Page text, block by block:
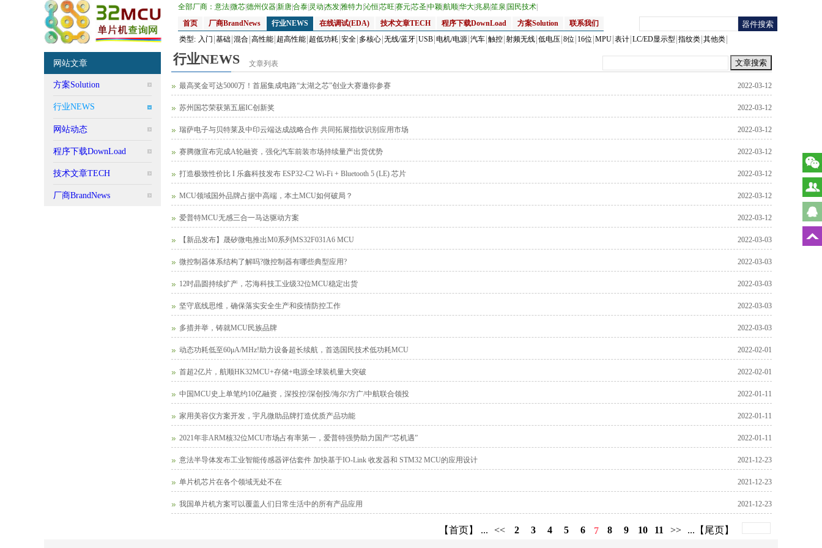
全部厂商： 意法微芯德州仪器新唐合泰 灵动 杰发雅特力 沁恒芯旺 赛元芯圣 中颖航顺华大兆易笙泉 国民技术
首页
厂商BrandNews 行业NEWS 在线调试(EDA) 技术文章TECH 程序下载DownLoad 方案Solution
联系我们
类型: 入门 基础 混合 高性能 超高性能 超低功耗 安全 多核心 无线/蓝牙 USB 电机/电源 汽车 触控 射频无线 低电压 8位 16位 MPU 表计 LC/ED显示型 指纹类 其他类
网站文章
方案Solution
行业NEWS
网站动态
程序下载DownLoad
技术文章TECH
厂商BrandNews
行业NEWS 文章列表
最高奖金可达5000万！首届集成电路“太湖之芯”创业大赛邀你参赛 2022-03-12
苏州国芯荣获第五届IC创新奖 2022-03-12
瑞萨电子与贝特莱及中印云端达成战略合作 共同拓展指纹识别应用市场 2022-03-12
赛腾微宣布完成A轮融资，强化汽车前装市场持续量产出货优势 2022-03-12
打造极致性价比 I 乐鑫科技发布 ESP32-C2 Wi-Fi + Bluetooth 5 (LE) 芯片 2022-03-12
MCU领域国外品牌占据中高端，本土MCU如何破局？ 2022-03-12
爱普特MCU无感三合一马达驱动方案 2022-03-12
【新品发布】晟矽微电推出M0系列MS32F031A6 MCU 2022-03-03
微控制器体系结构了解吗?微控制器有哪些典型应用? 2022-03-03
12吋晶圆持续扩产，芯海科技工业级32位MCU稳定出货 2022-03-03
坚守底线思维，确保落实安全生产和疫情防控工作 2022-03-03
多措并举，铸就MCU民族品牌 2022-03-03
动态功耗低至60μA/MHz!助力设备超长续航，首选国民技术低功耗MCU 2022-02-01
首超2亿片，航顺HK32MCU+存储+电源全球装机量大突破 2022-02-01
中国MCU史上单笔约10亿融资，深投控/深创投/海尔/方广/中航联合领投 2022-01-11
家用美容仪方案开发，宇凡微助品牌打造优质产品功能 2022-01-11
2021年非ARM核32位MCU市场占有率第一，爱普特强势助力国产“芯机遇” 2022-01-11
意法半导体发布工业智能传感器评估套件 加快基于IO-Link 收发器和 STM32 MCU的应用设计 2021-12-23
单片机芯片在各个领域无处不在 2021-12-23
我国单片机方案可以覆盖人们日常生活中的所有产品应用 2021-12-23
【首页】 ... << 2 3 4 5 6 7 8 9 10 11 >> ...【尾页】